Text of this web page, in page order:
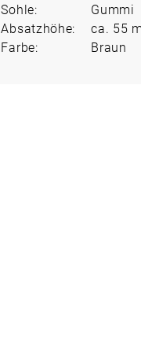
Sohle:
Gummi
Absatzhöhe:
ca. 55
Farbe:
Braun